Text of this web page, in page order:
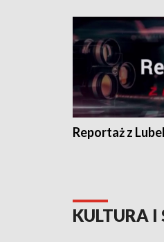
Reportaż z
KULTURA I